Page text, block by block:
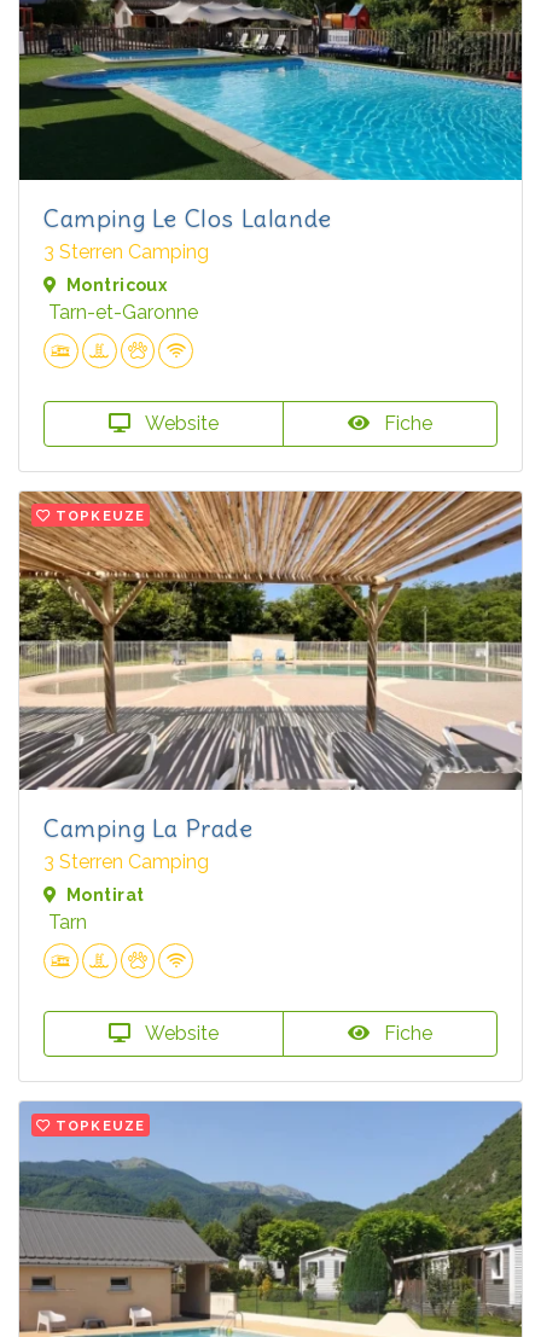
Camping Le Clos Lalande
3 Sterren Camping
Montricoux
Tarn-et-Garonne
Website Fiche
TOPKEUZE
Camping La Prade
3 Sterren Camping
Montirat
Tarn
Website Fiche
TOPKEUZE